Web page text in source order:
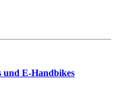
E-Handbikes